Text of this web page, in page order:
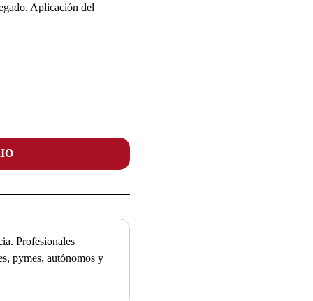
Aplicación del
Profesionales
pymes, autónomos y